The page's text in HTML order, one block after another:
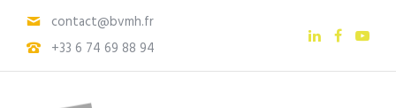
contact@bvmh.fr
+33 6 74 69 88 94